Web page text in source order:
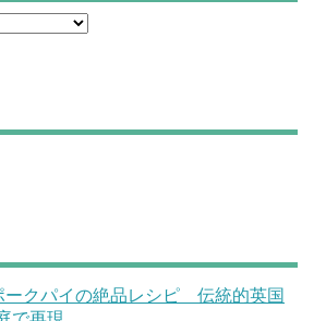
ークパイの絶品レシピ 伝統的英国